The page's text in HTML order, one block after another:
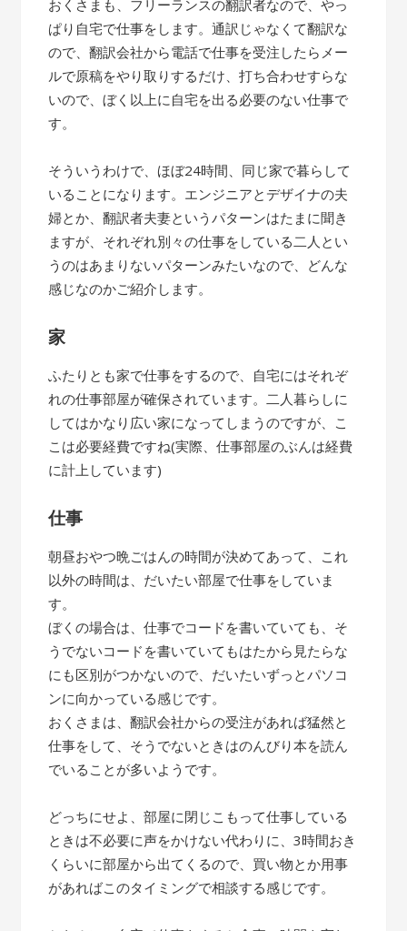
おくさまも、フリーランスの翻訳者なので、やっ
ぱり自宅で仕事をします。通訳じゃなくて翻訳な
ので、翻訳会社から電話で仕事を受注したらメー
ルで原稿をやり取りするだけ、打ち合わせすらな
いので、ぼく以上に自宅を出る必要のない仕事で
す。
そういうわけで、ほぼ24時間、同じ家で暮らして
いることになります。エンジニアとデザイナの夫
婦とか、翻訳者夫妻というパターンはたまに聞き
ますが、それぞれ別々の仕事をしている二人とい
うのはあまりないパターンみたいなので、どんな
感じなのかご紹介します。
家
ふたりとも家で仕事をするので、自宅にはそれぞ
れの仕事部屋が確保されています。二人暮らしに
してはかなり広い家になってしまうのですが、こ
こは必要経費ですね(実際、仕事部屋のぶんは経費
に計上しています)
仕事
朝昼おやつ晩ごはんの時間が決めてあって、これ
以外の時間は、だいたい部屋で仕事をしていま
す。
ぼくの場合は、仕事でコードを書いていても、そ
うでないコードを書いていてもはたから見たらな
にも区別がつかないので、だいたいずっとパソコ
ンに向かっている感じです。
おくさまは、翻訳会社からの受注があれば猛然と
仕事をして、そうでないときはのんびり本を読ん
でいることが多いようです。
どっちにせよ、部屋に閉じこもって仕事している
ときは不必要に声をかけない代わりに、3時間おき
くらいに部屋から出てくるので、買い物とか用事
があればこのタイミングで相談する感じです。